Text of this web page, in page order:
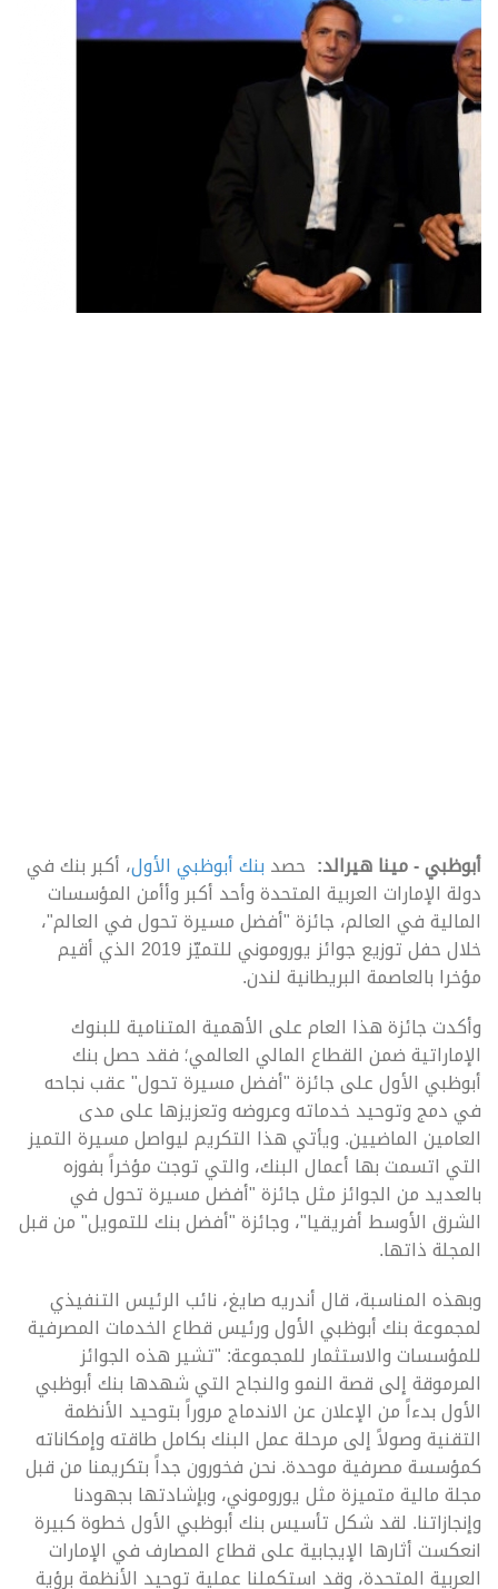
أبوظبي - مينا هيرالد: حصدبنك أبوظبي الأول، أكبر بنك في
دولة الإمارات العربية المتحدة وأحد أكبر وأأمن المؤسسات
المالية في العالم، جائزة "أفضل مسيرة تحول في العالم"،
خلال حفل توزيع جوائز يوروموني للتميّز 2019 الذي أقيم
مؤخرا بالعاصمة البريطانية لندن.
وأكدت جائزة هذا العام على الأهمية المتنامية للبنوك
الإماراتية ضمن القطاع المالي العالمي؛ فقد حصل بنك
أبوظبي الأول على جائزة "أفضل مسيرة تحول" عقب نجاحه
في دمج وتوحيد خدماته وعروضه وتعزيزها على مدى
العامين الماضيين. ويأتي هذا التكريم ليواصل مسيرة التميز
التي اتسمت بها أعمال البنك، والتي توجت مؤخراً بفوزه
بالعديد من الجوائز مثل جائزة "أفضل مسيرة تحول في
الشرق الأوسط أفريقيا"، وجائزة "أفضل بنك للتمويل" من قبل
المجلة ذاتها.
وبهذه المناسبة، قال أندريه صايغ، نائب الرئيس التنفيذي
لمجموعة بنك أبوظبي الأول ورئيس قطاع الخدمات المصرفية
للمؤسسات والاستثمار للمجموعة: "تشير هذه الجوائز
المرموقة إلى قصة النمو والنجاح التي شهدها بنك أبوظبي
الأول بدءاً من الإعلان عن الاندماج مروراً بتوحيد الأنظمة
التقنية وصولاً إلى مرحلة عمل البنك بكامل طاقته وإمكاناته
كمؤسسة مصرفية موحدة. نحن فخورون جداً بتكريمنا من قبل
مجلة مالية متميزة مثل يوروموني، وبإشادتها بجهودنا
وإنجازاتنا. لقد شكل تأسيس بنك أبوظبي الأول خطوة كبيرة
انعكست أثارها الإيجابية على قطاع المصارف في الإمارات
العربية المتحدة، وقد استكملنا عملية توحيد الأنظمة برؤية